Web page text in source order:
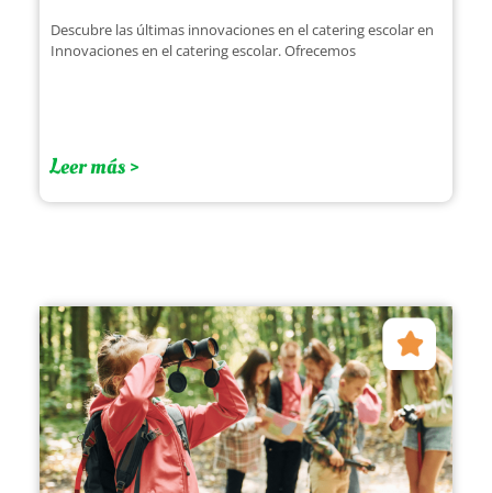
Descubre las últimas innovaciones en el catering escolar en
Innovaciones en el catering escolar. Ofrecemos
Leer más >